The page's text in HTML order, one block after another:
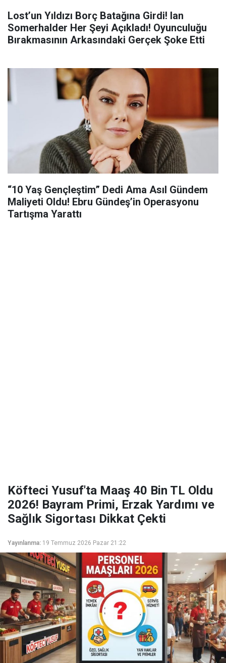
Lost’un Yıldızı Borç Batağına Girdi! Ian
Somerhalder Her Şeyi Açıkladı! Oyunculuğu
Bırakmasının Arkasındaki Gerçek Şoke Etti
“10 Yaş Gençleştim” Dedi Ama Asıl Gündem
Maliyeti Oldu! Ebru Gündeş’in Operasyonu
Tartışma Yarattı
Köfteci Yusuf'ta Maaş 40 Bin TL Oldu
2026! Bayram Primi, Erzak Yardımı ve
Sağlık Sigortası Dikkat Çekti
Yayınlanma: 19 Temmuz 2026 Pazar 21:22